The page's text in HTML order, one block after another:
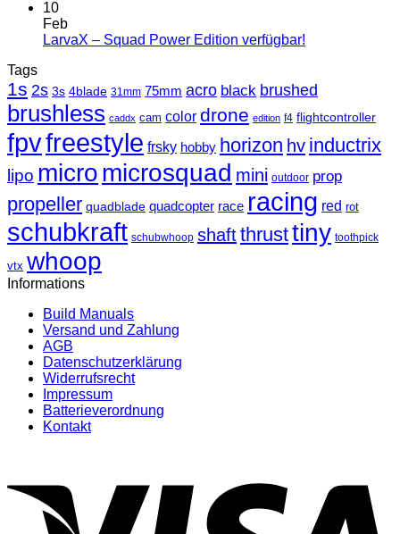
10
Feb
LarvaX – Squad Power Edition verfügbar!
Tags
1s 2s 3s 4blade 31mm 75mm acro black brushed
brushless caddx cam color drone edition f4 flightcontroller
fpvfreestyle frsky hobby horizon hv inductrix
lipo micromicrosquad mini outdoor prop
propeller quadblade quadcopter race racing red rot
schubkraft schubwhoop shaftthrusttiny toothpick
vtx whoop
Informations
Build Manuals
Versand und Zahlung
AGB
Datenschutzerklärung
Widerrufsrecht
Impressum
Batterieverordnung
Kontakt